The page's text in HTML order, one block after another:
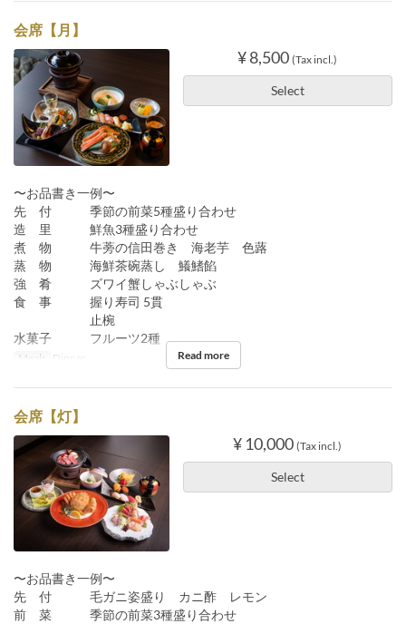
会席【月】
¥ 8,500 (Tax incl.)
Select
〜お品書き一例〜
先 付 季節の前菜5種盛り合わせ
造 里 鮮魚3種盛り合わせ
煮 物 牛蒡の信田巻き 海老芋 色蕗
蒸 物 海鮮茶碗蒸し 鱶鰭餡
強 肴 ズワイ蟹しゃぶしゃぶ
食 事 握り寿司 5貫
止椀
水菓子 フルーツ2種
Meals Dinner Read more
会席【灯】
¥ 10,000 (Tax incl.)
Select
〜お品書き一例〜
先 付 毛ガニ姿盛り カニ酢 レモン
前 菜 季節の前菜3種盛り合わせ